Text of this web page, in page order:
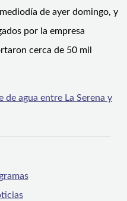
de ayer domingo, y
por la empresa
cerca de 50 mil
agua entre La Serena y